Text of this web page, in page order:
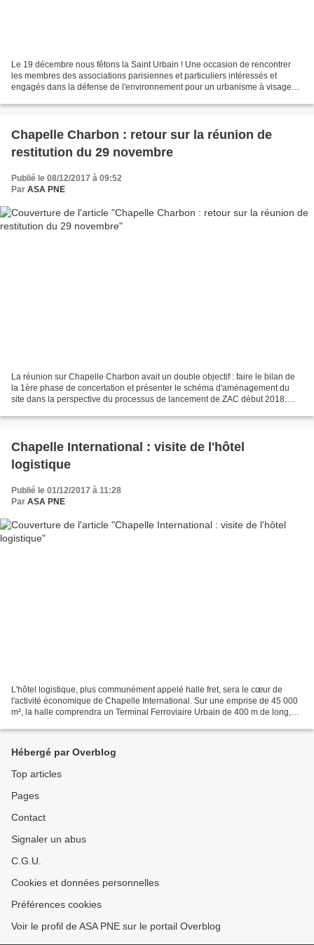
Le 19 décembre nous fêtons la Saint Urbain ! Une occasion de rencontrer
les membres des associations parisiennes et particuliers intéressés et
engagés dans la défense de l'environnement pour un urbanisme à visage
Chapelle Charbon : retour sur la réunion de
restitution du 29 novembre
Publié le 08/12/2017 à 09:52
Par ASA PNE
La réunion sur Chapelle Charbon avait un double objectif : faire le bilan de
la 1ère phase de concertation et présenter le schéma d'aménagement du
site dans la perspective du processus de lancement de ZAC début 2018.
Chapelle International : visite de l'hôtel
logistique
Publié le 01/12/2017 à 11:28
Par ASA PNE
L'hôtel logistique, plus communément appelé halle fret, sera le cœur de
l'activité économique de Chapelle International. Sur une emprise de 45 000
m², la halle comprendra un Terminal Ferroviaire Urbain de 400 m de long,
Hébergé par Overblog
Top articles
Pages
Contact
Signaler un abus
C.G.U.
Cookies et données personnelles
Préférences cookies
Voir le profil de ASA PNE sur le portail Overblog